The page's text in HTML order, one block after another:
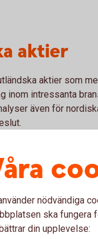
aktier
aktier som
inom intressanta
även för
marknaden
eller vanlig
max 0,41 procent
efter
till klockan 22:00.
nödvändiga
ska fungera
din upplevelse: